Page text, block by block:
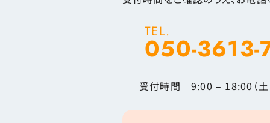
TEL.
050-3613-
受付時間 9:00 – 18:00（土